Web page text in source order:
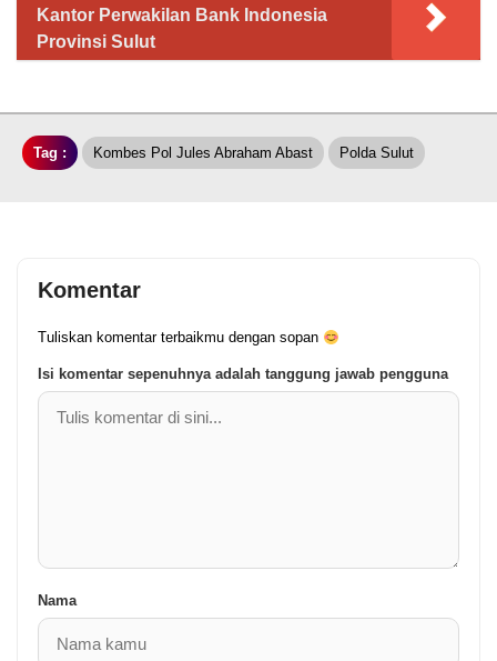
Kantor Perwakilan Bank Indonesia
Provinsi Sulut
Tag : Kombes Pol Jules Abraham Abast Polda Sulut
Komentar
Tuliskan komentar terbaikmu dengan sopan
Isi komentar sepenuhnya adalah tanggung jawab pengguna
Nama